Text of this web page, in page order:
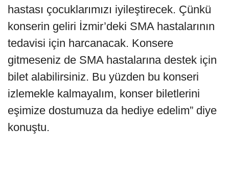
hastası çocuklarımızı iyileştirecek. Çünkü
konserin geliri İzmir’deki SMA hastalarının
tedavisi için harcanacak. Konsere
gitmeseniz de SMA hastalarına destek için
bilet alabilirsiniz. Bu yüzden bu konseri
izlemekle kalmayalım, konser biletlerini
eşimize dostumuza da hediye edelim” diye
konuştu.